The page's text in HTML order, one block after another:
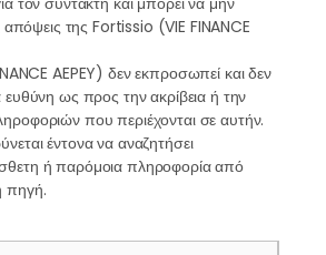
απόψεις της Fortissio (VIE FINANCE
AEPEY) δεν εκπροσωπεί και δεν
ευθύνη ως προς την ακρίβεια ή την
που περιέχονται σε αυτήν.
έντονα να αναζητήσει
ή παρόμοια πληροφορία από
πηγή.